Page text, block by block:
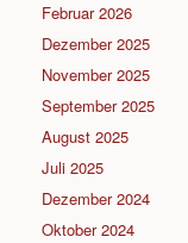
Februar 2026
Dezember 2025
November 2025
September 2025
August 2025
Juli 2025
Dezember 2024
Oktober 2024